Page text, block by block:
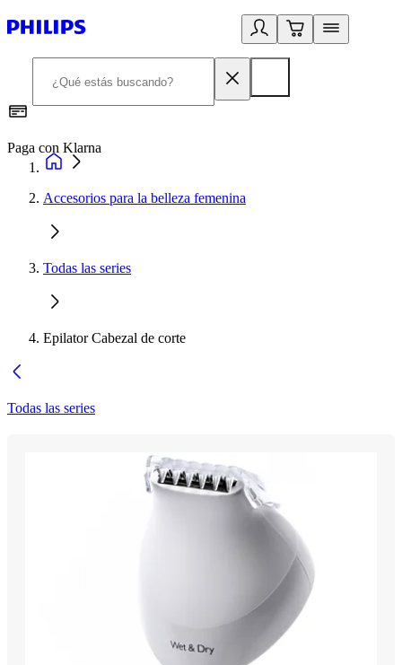
Paga con Klarna
Accesorios para la belleza femenina
Todas las series
Epilator Cabezal de corte
Todas las series